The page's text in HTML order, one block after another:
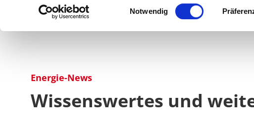
Einwilligungsauswahl
Notwendig
InhaltEnergie-News
Wissenswertes und